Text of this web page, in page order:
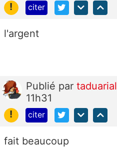
!
citer
l'argent
Publié par taduarial
11h31
!
citer
fait beaucoup